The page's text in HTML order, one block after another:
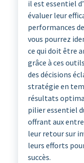
il est essentiel
évaluer leur
performances
vous pourrez
ce qui doit être
grâce à ces
des décisions
stratégie en
résultats
pilier essentiel
offrant aux
leur retour sur
leurs efforts
succès.